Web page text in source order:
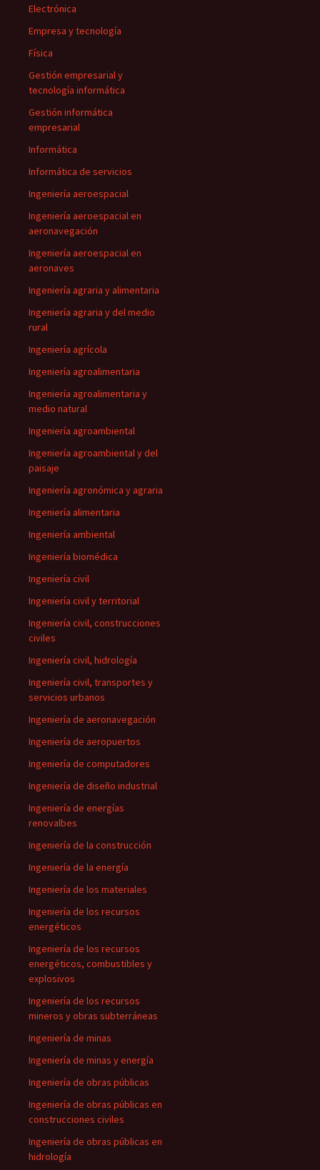
Electrónica
Empresa y tecnología
Física
Gestión empresarial y
tecnología informática
Gestión informática
empresarial
Informática
Informática de servicios
Ingeniería aeroespacial
Ingeniería aeroespacial en
aeronavegación
Ingeniería aeroespacial en
aeronaves
Ingeniería agraria y alimentaria
Ingeniería agraria y del medio
rural
Ingeniería agrícola
Ingeniería agroalimentaria
Ingeniería agroalimentaria y
medio natural
Ingeniería agroambiental
Ingeniería agroambiental y del
paisaje
Ingeniería agronómica y agraria
Ingeniería alimentaria
Ingeniería ambiental
Ingeniería biomédica
Ingeniería civil
Ingeniería civil y territorial
Ingeniería civil, construcciones
civiles
Ingeniería civil, hidrología
Ingeniería civil, transportes y
servicios urbanos
Ingeniería de aeronavegación
Ingeniería de aeropuertos
Ingeniería de computadores
Ingeniería de diseño industrial
Ingeniería de energías
renovalbes
Ingeniería de la construcción
Ingeniería de la energía
Ingeniería de los materiales
Ingeniería de los recursos
energéticos
Ingeniería de los recursos
energéticos, combustibles y
explosivos
Ingeniería de los recursos
mineros y obras subterráneas
Ingeniería de minas
Ingeniería de minas y energía
Ingeniería de obras públicas
Ingeniería de obras públicas en
construcciones civiles
Ingeniería de obras públicas en
hidrología